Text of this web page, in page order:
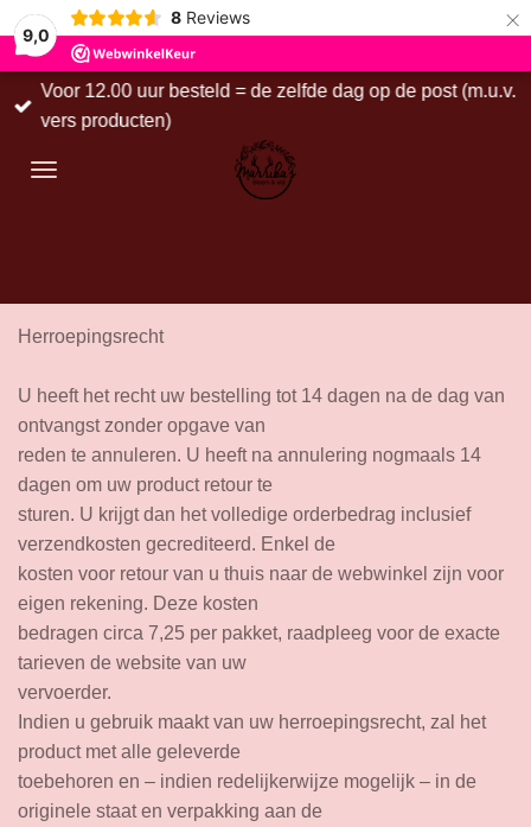
9,0
8 Reviews ×
Voor 12.00 uur besteld = de zelfde dag op de post (m.u.v.
vers producten)
Herroepingsrecht
U heeft het recht uw bestelling tot 14 dagen na de dag van
ontvangst zonder opgave van
reden te annuleren. U heeft na annulering nogmaals 14
dagen om uw product retour te
sturen. U krijgt dan het volledige orderbedrag inclusief
verzendkosten gecrediteerd. Enkel de
kosten voor retour van u thuis naar de webwinkel zijn voor
eigen rekening. Deze kosten
bedragen circa 7,25 per pakket, raadpleeg voor de exacte
tarieven de website van uw
vervoerder.
Indien u gebruik maakt van uw herroepingsrecht, zal het
product met alle geleverde
toebehoren en – indien redelijkerwijze mogelijk – in de
originele staat en verpakking aan de